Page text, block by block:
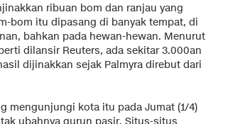
ribuan bom dan ranjau yang
bom itu dipasang di banyak tempat, di
bahkan pada hewan-hewan. Menurut
dilansir Reuters, ada sekitar 3.000an
dijinakkan sejak Palmyra direbut dari
mengunjungi kota itu pada Jumat (1/4)
ubahnya gurun pasir. Situs-situs